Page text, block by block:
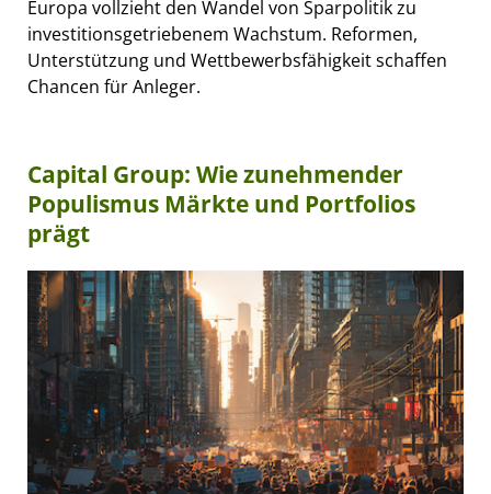
Europa vollzieht den Wandel von Sparpolitik zu
investitionsgetriebenem Wachstum. Reformen,
Unterstützung und Wettbewerbsfähigkeit schaffen
Chancen für Anleger.
Capital Group: Wie zunehmender
Populismus Märkte und Portfolios
prägt